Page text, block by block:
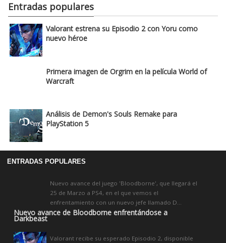
Entradas populares
Valorant estrena su Episodio 2 con Yoru como
nuevo héroe
Primera imagen de Orgrim en la película World of
Warcraft
Análisis de Demon's Souls Remake para
PlayStation 5
ENTRADAS POPULARES
Nuevo avance de Bloodborne enfrentándose a
Darkbeast
Nuevo avance del juego 'Bloodborne', que llegará el
25 de Marzo a PS4, en el que vemos el
enfrentamiento con un nuevo jefe llamado D...
Valorant recibe su esperado Episodio 2, disponible